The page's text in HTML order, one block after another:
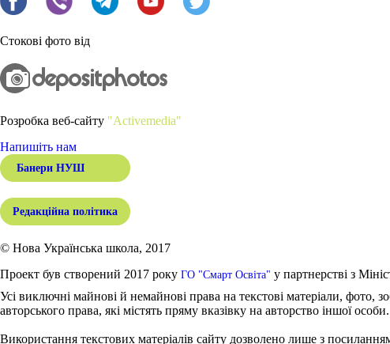
Стокові фото від
Розробка веб-сайту "Activemedia"
Напишіть нам
Банери НУШ
Редакційна політика
© Нова Українська школа, 2017
Проект був створений 2017 року ГО "Смарт Освіта" у партнерстві з
Усі виключні майнові й немайнові права на текстові матеріали, фото,
авторського права, які містять пряму вказівку на авторство іншої особи.
Використання текстових матеріалів сайту дозволено лише з